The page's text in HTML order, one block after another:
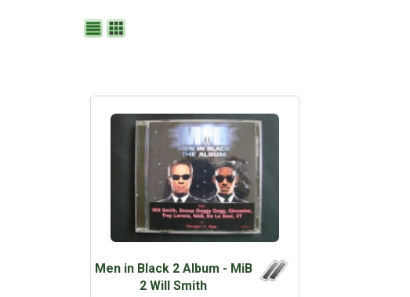
Men in Black 2 Album - MiB
2 Will Smith